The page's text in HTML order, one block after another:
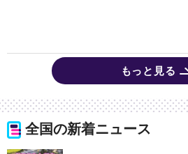
もっと見る
全国の新着ニュース